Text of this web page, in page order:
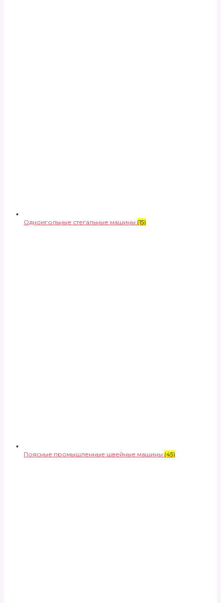
Одноигольные стегальные машины (15)
Поясные промышленные швейные машины (45)